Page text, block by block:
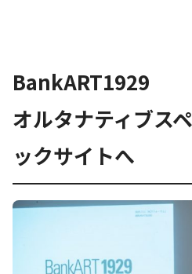
BankART1929
オルタナティブス
ックサイトへ